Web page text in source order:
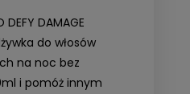
DAMAGE
do włosów
na noc bez
i pomóż innym